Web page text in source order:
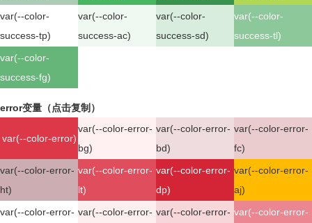
var(--color-
success-tp)
var(--color-
success-ac)
var(--color-
success-sd)
var(--color-
success-tl)
var(--color-
success-fg)
error变量（点击复制）
var(--color-error)
var(--color-error-
bg)
var(--color-error-
bd)
var(--color-error-
fc)
var(--color-error-
ht)
var(--color-error-
lt)
var(--color-error-
dp)
var(--color-error-
aj)
var(--color-error- var(--color-error- var(--color-error- var(--color-error-